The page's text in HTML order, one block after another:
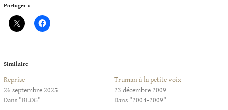
Partager :
Similaire
Reprise
26 septembre 2025
Dans "BLOG"
Truman à la petite voix
23 décembre 2009
Dans "2004-2009"